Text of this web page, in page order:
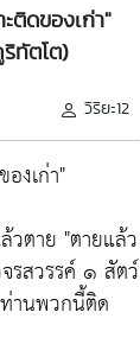
ติดของเก่า"
ทัตโต)
วิริยะ12
งเก่า"
วตาย "ตายแล้ว
รสวรรค์ ๑ สัตว์
านพวกนี้ติด